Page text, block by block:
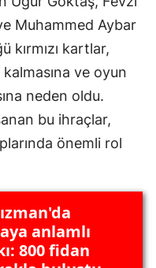
Muhammed Aybar
kırmızı kartlar,
ve oyun
neden oldu.
bu ihraçlar,
önemli rol
anlamlı
800 fidan